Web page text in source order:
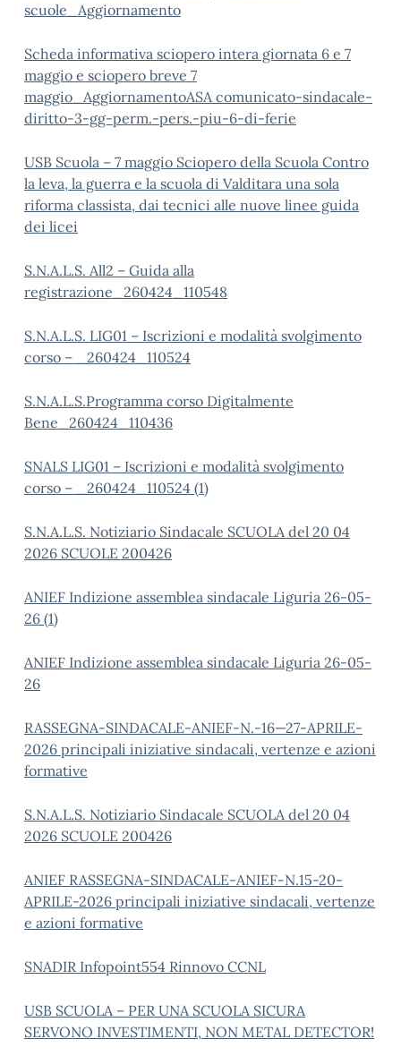
scuole_Aggiornamento
Scheda informativa sciopero intera giornata 6 e 7
maggio e sciopero breve 7
maggio_ AggiornamentoASA comunicato-sindacale-
diritto-3-gg-perm.-pers.-piu-6-di-ferie
USB Scuola – 7 maggio Sciopero della Scuola Contro
la leva, la guerra e la scuola di Valditara una sola
riforma classista, dai tecnici alle nuove linee guida
dei licei
S.N.A.L.S. All2 – Guida alla
registrazione_260424_110548
S.N.A.L.S. LIG01 – Iscrizioni e modalità svolgimento
corso – _260424_110524
S.N.A.L.S.Programma corso Digitalmente
Bene_260424_110436
SNALS LIG01 – Iscrizioni e modalità svolgimento
corso – _260424_110524 (1)
S.N.A.L.S. Notiziario Sindacale SCUOLA del 20 04
2026 SCUOLE 200426
ANIEF Indizione assemblea sindacale Liguria 26-05-
26 (1)
ANIEF Indizione assemblea sindacale Liguria 26-05-
26
RASSEGNA-SINDACALE-ANIEF-N.-16—27-APRILE-
2026 principali iniziative sindacali, vertenze e azioni
formative
S.N.A.L.S. Notiziario Sindacale SCUOLA del 20 04
2026 SCUOLE 200426
ANIEF RASSEGNA-SINDACALE-ANIEF-N.15-20-
APRILE-2026 principali iniziative sindacali, vertenze
e azioni formative
SNADIR Infopoint554 Rinnovo CCNL
USB SCUOLA – PER UNA SCUOLA SICURA
SERVONO INVESTIMENTI, NON METAL DETECTOR!